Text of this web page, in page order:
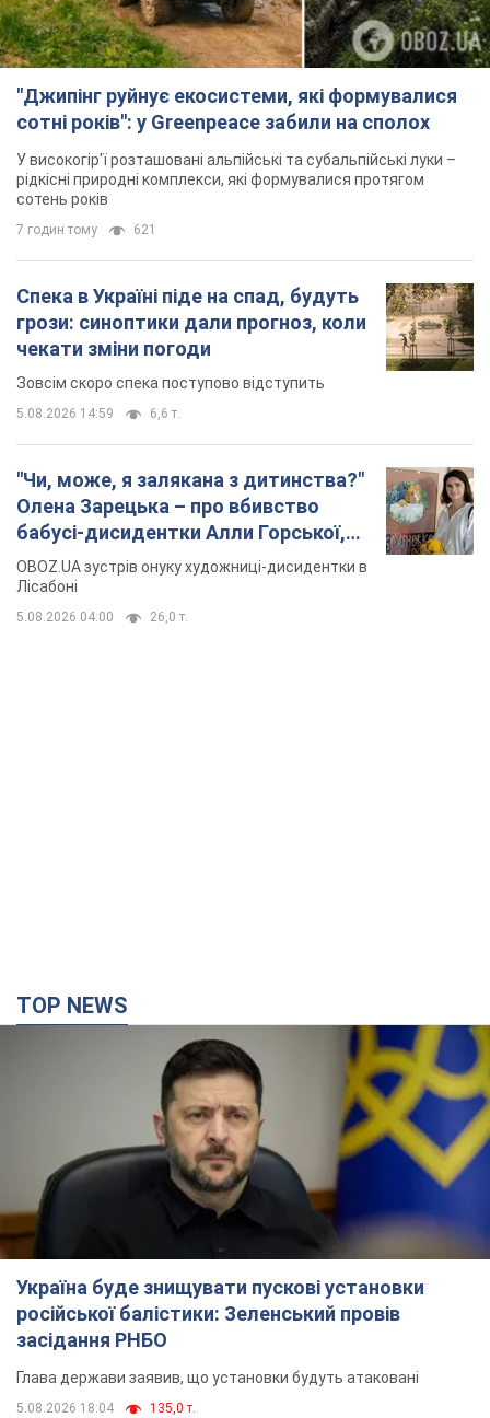
"Джипінг руйнує екосистеми, які формувалися
сотні років": у Greenpeace забили на сполох
У високогір'ї розташовані альпійські та субальпійські луки –
рідкісні природні комплекси, які формувалися протягом
сотень років
7 годин тому 621
Спека в Україні піде на спад, будуть
грози: синоптики дали прогноз, коли
чекати зміни погоди
Зовсім скоро спека поступово відступить
5.08.2026 14:59 6,6 т.
"Чи, може, я залякана з дитинства?"
Олена Зарецька – про вбивство
бабусі-дисидентки Алли Горської,
критику Дмитра Стуса та втечу в
Португалію з 5 дітьми
OBOZ.UA зустрів онуку художниці-дисидентки в
Лісабоні
5.08.2026 04:00 26,0 т.
TOP NEWS
Україна буде знищувати пускові установки
російської балістики: Зеленський провів
засідання РНБО
Глава держави заявив, що установки будуть атаковані
5.08.2026 18:04 135,0 т.